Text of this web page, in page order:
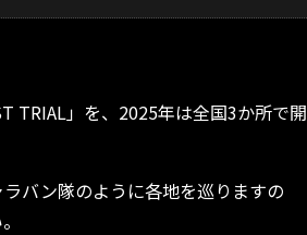
TRIAL」を、2025年は全国3か所で開
バン隊のように各地を巡りますの